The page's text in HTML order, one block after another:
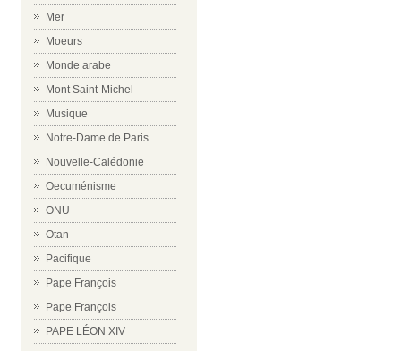
Mer
Moeurs
Monde arabe
Mont Saint-Michel
Musique
Notre-Dame de Paris
Nouvelle-Calédonie
Oecuménisme
ONU
Otan
Pacifique
Pape François
Pape François
PAPE LÉON XIV